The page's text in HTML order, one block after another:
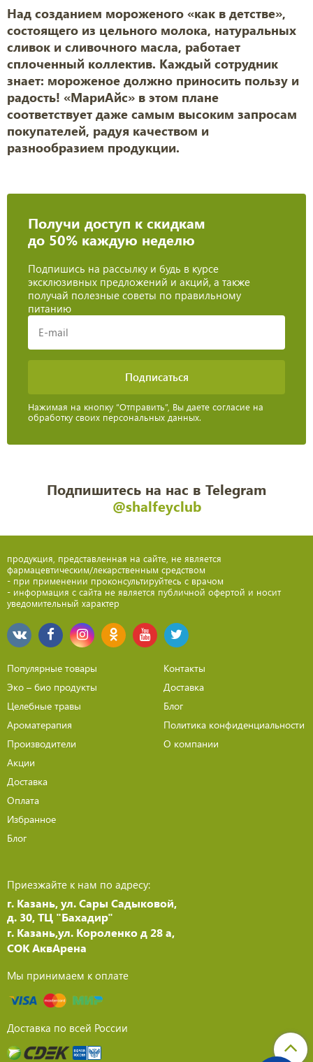
Над созданием мороженого «как в детстве»,
состоящего из цельного молока, натуральных
сливок и сливочного масла, работает
сплоченный коллектив. Каждый сотрудник
знает: мороженое должно приносить пользу и
радость! «МариАйс» в этом плане
соответствует даже самым высоким запросам
покупателей, радуя качеством и
разнообразием продукции.
Получи доступ к скидкам
до 50% каждую неделю
Подпишись на рассылку и будь в курсе
эксклюзивных предложений и акций, а также
получай полезные советы по правильному
питанию
Нажимая на кнопку “Отправить”, Вы даете согласие на
обработку своих персональных данных.
Подпишитесь на нас в Telegram
@shalfeyclub
продукция, представленная на сайте, не является
фармацевтическим/лекарственным средством
- при применении проконсультируйтесь с врачом
- информация с сайта не является публичной офертой и носит
уведомительный характер
Популярные товары
Эко – био продукты
Целебные травы
Ароматерапия
Производители
Акции
Доставка
Оплата
Избранное
Блог
Контакты
Доставка
Блог
Политика конфиденциальности
О компании
Приезжайте к нам по адресу:
г. Казань, ул. Сары Садыковой,
д. 30, ТЦ "Бахадир"
г. Казань,ул. Короленко д 28 а,
СОК АквАрена
Мы принимаем к оплате
Доставка по всей России